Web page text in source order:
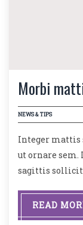
Morbi
NEWS & TIPS
Integer mattis
ut ornare
sagittis
READ